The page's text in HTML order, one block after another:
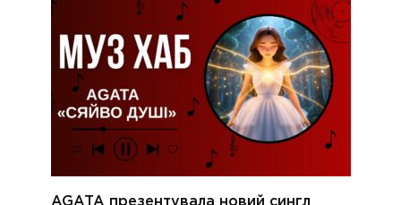
AGATA презентувала новий сингл